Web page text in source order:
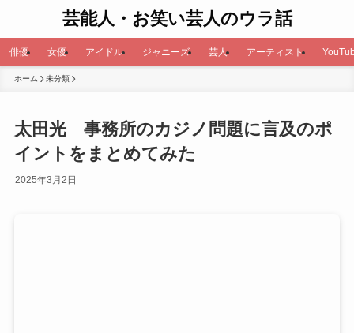
芸能人・お笑い芸人のウラ話
俳優 女優 アイドル ジャニーズ 芸人 アーティスト
ホーム 未分類
太田光 事務所のカジノ問題に言及のポ
イントをまとめてみた
2025年3月2日